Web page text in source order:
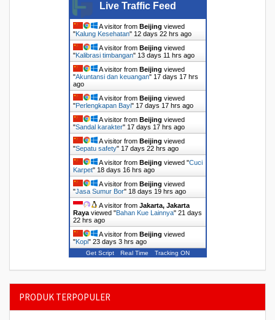
Live Traffic Feed
A visitor from Beijing viewed
"Kalung Kesehatan" 12 days 22 hrs ago
A visitor from Beijing viewed
"Kalibrasi timbangan" 13 days 11 hrs ago
A visitor from Beijing viewed
"Akuntansi dan keuangan" 17 days 17 hrs
ago
A visitor from Beijing viewed
"Perlengkapan Bayi" 17 days 17 hrs ago
A visitor from Beijing viewed
"Sandal karakter" 17 days 17 hrs ago
A visitor from Beijing viewed
"Sepatu safety" 17 days 22 hrs ago
A visitor from Beijing viewed "Cuci
Karpet" 18 days 16 hrs ago
A visitor from Beijing viewed
"Jasa Sumur Bor" 18 days 19 hrs ago
A visitor from Jakarta, Jakarta
Rayaviewed "Bahan Kue Lainnya" 21 days
22 hrs ago
A visitor from Beijing viewed
"Kopi" 23 days 3 hrs ago
Get Script Real Time Tracking ON
PRODUK TERPOPULER